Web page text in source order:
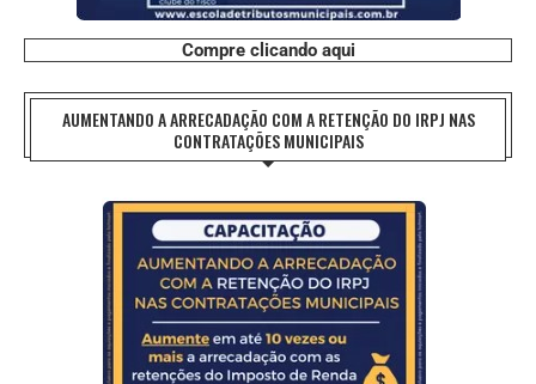
Compre clicando aqui
AUMENTANDO A ARRECADAÇÃO COM A RETENÇÃO DO IRPJ NAS
CONTRATAÇÕES MUNICIPAIS